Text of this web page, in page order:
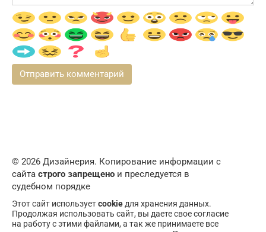
© 2026 Дизайнерия. Копирование информации с
сайта строго запрещено и преследуется в
судебном порядке
Этот сайт используетcookieдля хранения данных.
Продолжая использовать сайт, вы даете свое согласие
на работу с этими файлами, а так же принимаете все